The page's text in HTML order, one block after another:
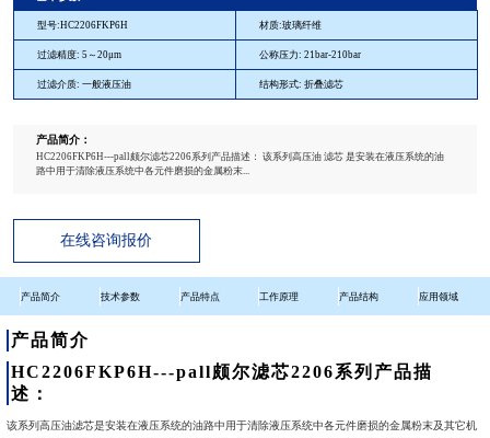
型号:HC2206FKP6H 材质:玻璃纤维
过滤精度: 5～20μm 公称压力: 21bar-210bar
过滤介质: 一般液压油 结构形式: 折叠滤芯
产品简介：
HC2206FKP6H---pall颇尔滤芯2206系列产品描述： 该系列高压油 滤芯 是安装在液压系统的油
路中用于清除液压系统中各元件磨损的金属粉末...
在线咨询报价
产品简介 技术参数 产品特点 工作原理 产品结构 应用领域
产品简介
HC2206FKP6H---pall颇尔滤芯2206系列产品描
述：
该系列高压油滤芯是安装在液压系统的油路中用于清除液压系统中各元件磨损的金属粉末及其它机